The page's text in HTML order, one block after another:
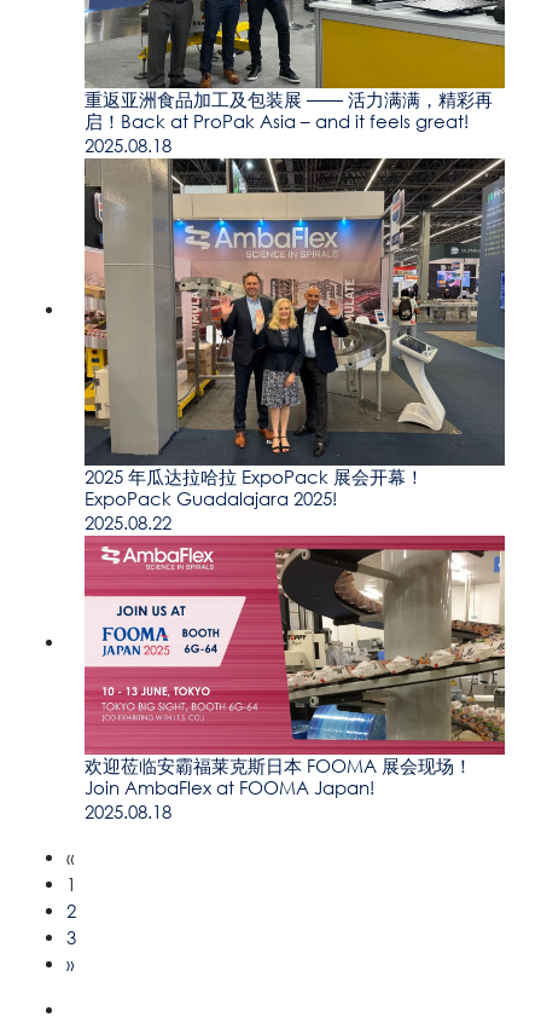
重返亚洲食品加工及包装展 —— 活力满满，精彩再
启！Back at ProPak Asia – and it feels great!
2025.08.18
2025 年瓜达拉哈拉 ExpoPack 展会开幕！
ExpoPack Guadalajara 2025!
2025.08.22
欢迎莅临安霸福莱克斯日本 FOOMA 展会现场！
Join AmbaFlex at FOOMA Japan!
2025.08.18
«
1
2
3
»